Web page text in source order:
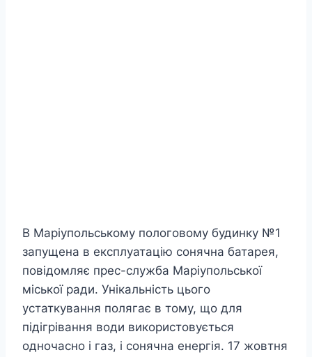
В Маріупольському пологовому будинку №1
запущена в експлуатацію сонячна батарея,
повідомляє прес-служба Маріупольської
міської ради. Унікальність цього
устаткування полягає в тому, що для
підігрівання води використовується
одночасно і газ, і сонячна енергія. 17 жовтня